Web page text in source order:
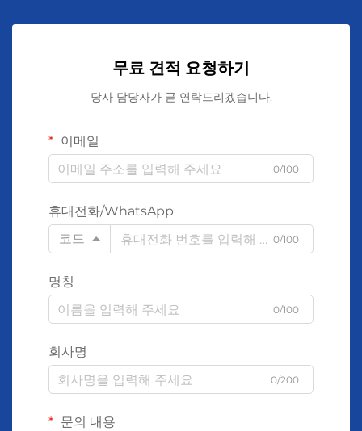
무료 견적 요청하기
당사 담당자가 곧 연락드리겠습니다.
이메일
0/100
휴대전화/WhatsApp
코드
0/100
명칭
0/100
회사명
0/200
문의 내용